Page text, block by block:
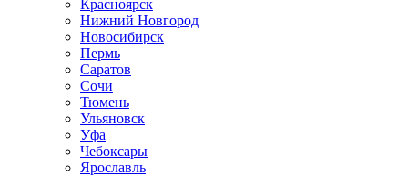
Красноярск
Нижний Новгород
Новосибирск
Пермь
Саратов
Сочи
Тюмень
Ульяновск
Уфа
Чебоксары
Ярославль